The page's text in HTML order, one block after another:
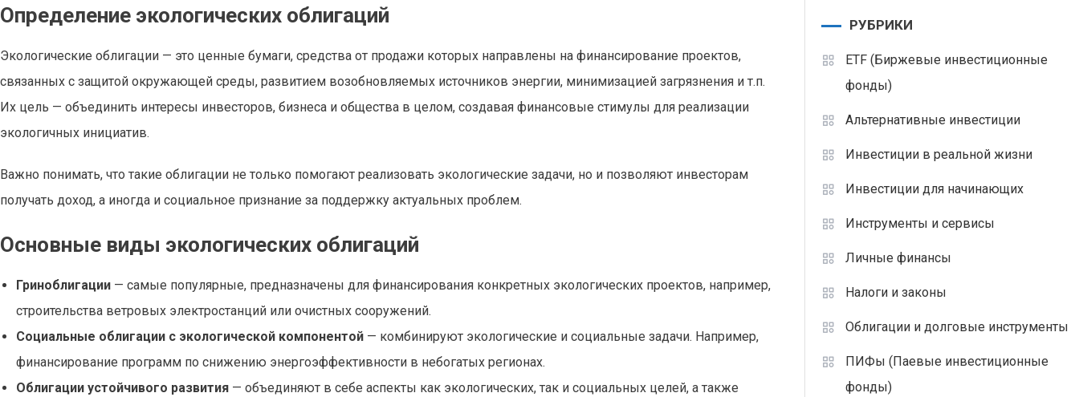
Определение экологических облигаций
Экологические облигации — это ценные бумаги, средства от продажи которых направлены на финансирование проектов,
связанных с защитой окружающей среды, развитием возобновляемых источников энергии, минимизацией загрязнения и т.п.
Их цель — объединить интересы инвесторов, бизнеса и общества в целом, создавая финансовые стимулы для реализации
экологичных инициатив.
Важно понимать, что такие облигации не только помогают реализовать экологические задачи, но и позволяют инвесторам
получать доход, а иногда и социальное признание за поддержку актуальных проблем.
Основные виды экологических облигаций
Гриноблигации — самые популярные, предназначены для финансирования конкретных экологических проектов, например,
строительства ветровых электростанций или очистных сооружений.
Социальные облигации с экологической компонентой — комбинируют экологические и социальные задачи. Например,
финансирование программ по снижению энергоэффективности в небогатых регионах.
Облигации устойчивого развития — объединяют в себе аспекты как экологических, так и социальных целей, а также
РУБРИКИ
ETF (Биржевые инвестиционные
фонды)
Альтернативные инвестиции
Инвестиции в реальной жизни
Инвестиции для начинающих
Инструменты и сервисы
Личные финансы
Налоги и законы
Облигации и долговые инструменты
ПИФы (Паевые инвестиционные
фонды)